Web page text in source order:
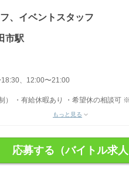
、イベントスタッフ
市駅
、12:00〜21:00
） ・有給休暇あり ・希望休の相談可
もっと見る
応募する（バイトル求人